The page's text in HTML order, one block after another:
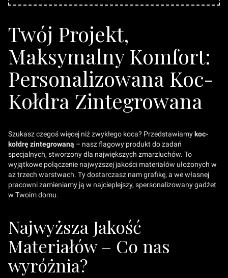
Twój Projekt,
Maksymalny Komfort:
Personalizowana Koc-
Kołdra Zintegrowana
Szukasz czegoś więcej niż zwykłego koca? Przedstawiamykoc-
kołdrę zintegrowaną – nasz flagowy produkt do zadań
specjalnych, stworzony dla największych zmarzluchów. To
wyjątkowe połączenie najwyższej jakości materiałów ułożonych w
aż trzech warstwach. Ty dostarczasz nam grafikę, a we własnej
pracowni zamieniamy ją w najcieplejszy, spersonalizowany gadżet
w Twoim domu.
Najwyższa Jakość
Materiałów – Co nas
wyróżnia?